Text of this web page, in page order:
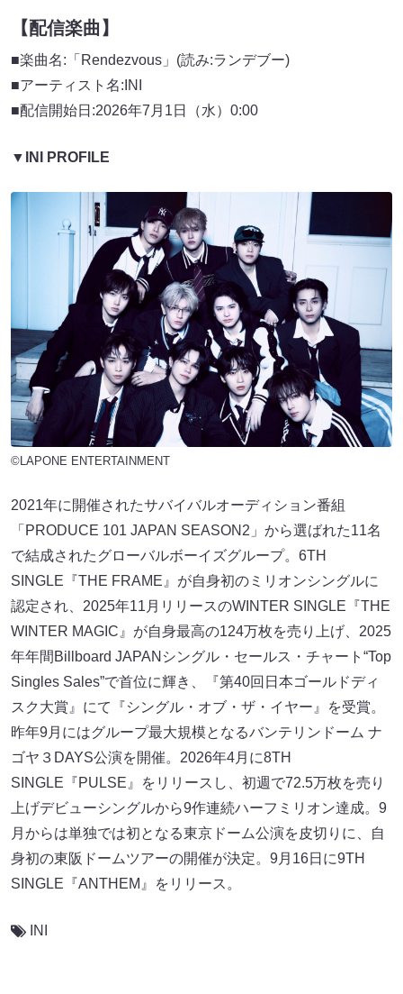
【配信楽曲 】
■楽曲名:「Rendezvous」(読み:ランデブー)
■アーティスト名:INI
■配信開始日:2026年7月1日（水）0:00
▼ INI PROFILE
©LAPONE ENTERTAINMENT
2021年に開催されたサバイバルオーディション番組
「PRODUCE 101 JAPAN SEASON2」から選ばれた11名
で結成されたグローバルボーイズグループ。6TH
SINGLE『THE FRAME』が⾃⾝初のミリオンシングルに
認定され、2025年11月リリースのWINTER SINGLE『THE
WINTER MAGIC』が自身最高の124万枚を売り上げ、2025
年年間Billboard JAPANシングル・セールス・チャート“Top
Singles Sales”で首位に輝き、『第40回日本ゴールドディ
スク大賞』にて『シングル・オブ・ザ・イヤー』を受賞。
昨年9月にはグループ最大規模となるバンテリンドーム ナ
ゴヤ３DAYS公演を開催。2026年4月に8TH
SINGLE『PULSE』をリリースし、初週で72.5万枚を売り
上げデビューシングルから9作連続ハーフミリオン達成。9
月からは単独では初となる東京ドーム公演を皮切りに、自
身初の東阪ドームツアーの開催が決定。9月16日に9TH
SINGLE『ANTHEM』をリリース。
INI